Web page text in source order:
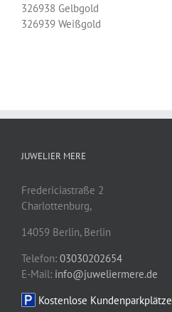
326938 Gelbgold
326939 Weißgold
JUWELIER MERE
Fredericiastraße 2
Charlottenburg,
14059 Berlin, Berlin
Telefon: 03030202654
E-Mail: info@juweliermere.de
Kostenlose Kundenparkplätze